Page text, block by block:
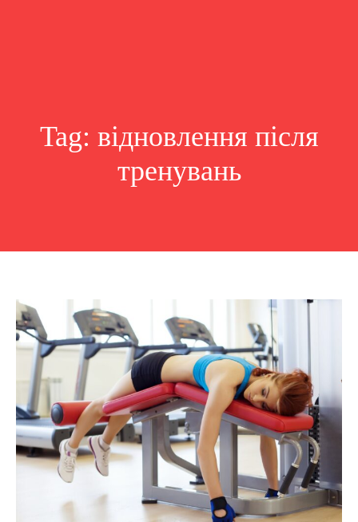
Tag: відновлення після
тренувань